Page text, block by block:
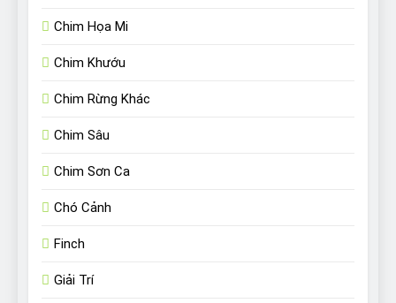
Chim Họa Mi
Chim Khướu
Chim Rừng Khác
Chim Sâu
Chim Sơn Ca
Chó Cảnh
Finch
Giải Trí